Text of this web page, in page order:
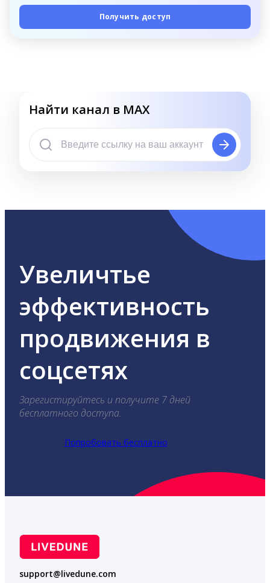
Получить доступ
Найти канал в MAX
Увеличтье
эффективность
продвижения в
соцсетях
Зарегистируйтесь и получите 7 дней
бесплатного доступа.
Попробовать бесплатно
support@livedune.com